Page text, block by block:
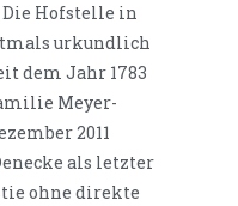
Hofstelle in
urkundlich
dem Jahr 1783
Meyer-
2011
als letzter
ohne direkte